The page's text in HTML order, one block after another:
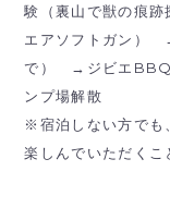
験（裏山で獣の痕跡
エアソフトガン）
で） →ジビエBBQ
ンプ場解散
※宿泊しない方でも
楽しんでいただくこ